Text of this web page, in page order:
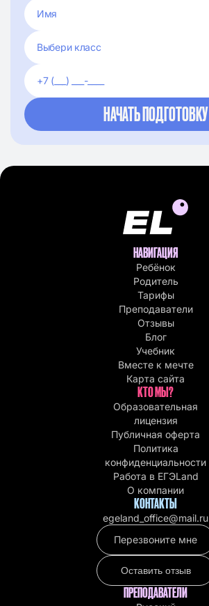
НАВИГАЦИЯ
Ребёнок
Родитель
Тарифы
Преподаватели
Отзывы
Блог
Учебник
Вместе к мечте
Карта сайта
КТО МЫ?
Образовательная
лицензия
Публичная оферта
Политика
конфиденциальности
Работа в EГЭLand
О компании
КОНТАКТЫ
egeland_office@mail.ru
Перезвоните мне
Оставить отзыв
ПРЕПОДАВАТЕЛИ